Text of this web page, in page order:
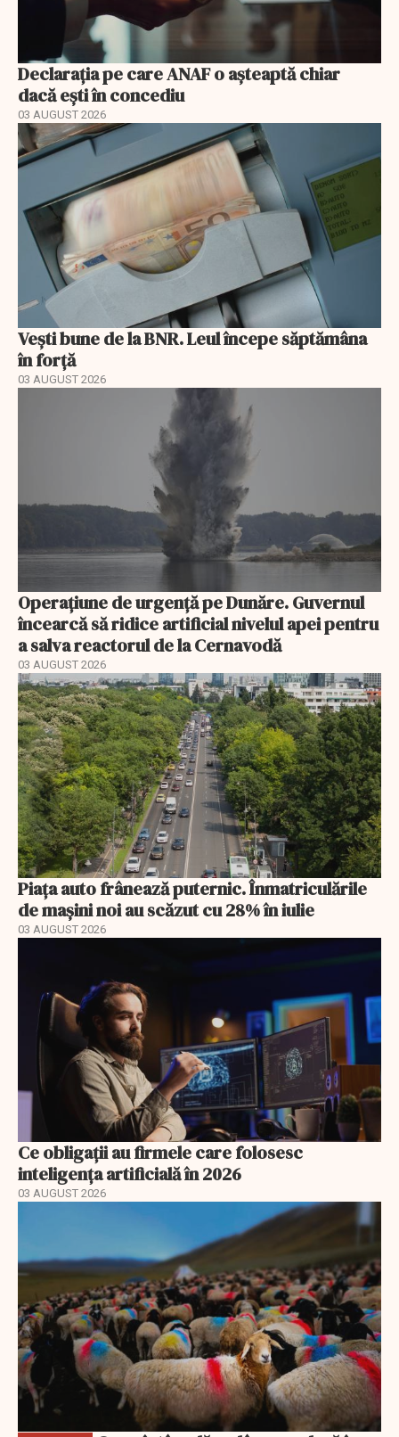
Declarația pe care ANAF o așteaptă chiar
dacă ești în concediu
03 AUGUST 2026
Vești bune de la BNR. Leul începe săptămâna
în forță
03 AUGUST 2026
Operațiune de urgență pe Dunăre. Guvernul
încearcă să ridice artificial nivelul apei pentru
a salva reactorul de la Cernavodă
03 AUGUST 2026
Piața auto frânează puternic. Înmatriculările
de mașini noi au scăzut cu 28% în iulie
03 AUGUST 2026
Ce obligații au firmele care folosesc
inteligența artificială în 2026
03 AUGUST 2026